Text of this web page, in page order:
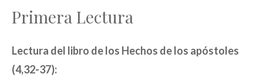
Primera Lectura
Lectura del libro de los Hechos de los apóstoles
(4,32-37):